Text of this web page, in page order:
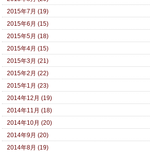
2015年7月 (19)
2015年6月 (15)
2015年5月 (18)
2015年4月 (15)
2015年3月 (21)
2015年2月 (22)
2015年1月 (23)
2014年12月 (19)
2014年11月 (18)
2014年10月 (20)
2014年9月 (20)
2014年8月 (19)